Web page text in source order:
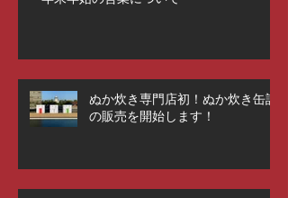
ぬか炊き専門店初！ぬか炊き缶詰
の販売を開始します！